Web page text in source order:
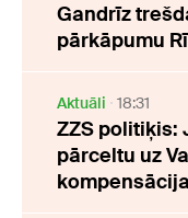
Gandrīz
pārkāpumu
Aktuāli 18:31
ZZS politiķis:
pārceltu uz